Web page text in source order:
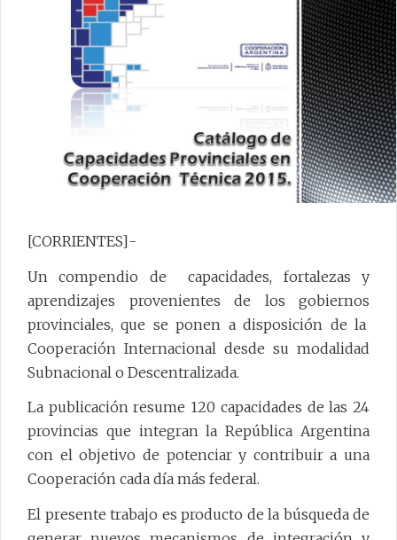
[CORRIENTES]-
Un compendio de capacidades, fortalezas y
aprendizajes provenientes de los gobiernos
provinciales, que se ponen a disposición de la
Cooperación Internacional desde su modalidad
Subnacional o Descentralizada.
La publicación resume 120 capacidades de las 24
provincias que integran la República Argentina
con el objetivo de potenciar y contribuir a una
Cooperación cada día más federal.
El presente trabajo es producto de la búsqueda de